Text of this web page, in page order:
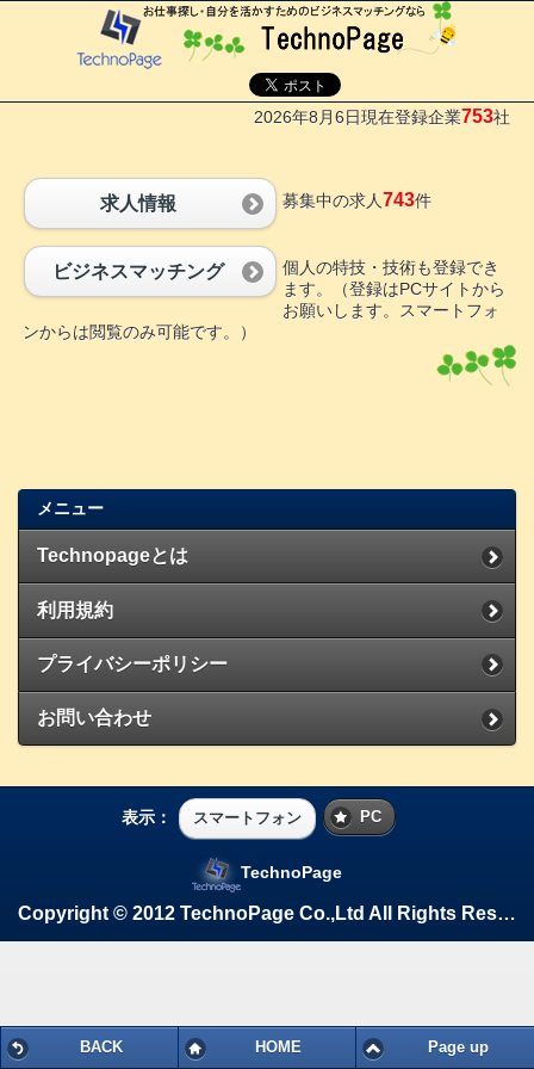
2026年8月6日現在登録企業753社
求人情報 募集中の求人743件
ビジネスマッチング
個人の特技・技術も登録でき
ます。（登録はPCサイトから
お願いします。スマートフォ
ンからは閲覧のみ可能です。）
メニュー
Technopageとは
利用規約
プライバシーポリシー
お問い合わせ
表示： スマートフォン PC
TechnoPage
Copyright © 2012 TechnoPage Co.,Ltd All Rights Reserved.
BACK HOME Page up